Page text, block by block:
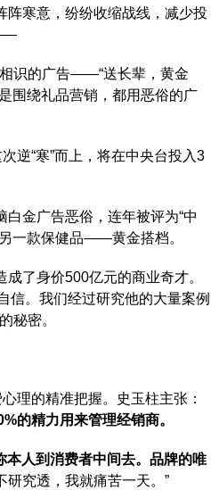
阵寒意，纷纷收缩战线，减少投
识的广告——“送长辈，黄金
围绕礼品营销，都用恶俗的广
逆“寒”而上，将在中央台投入3
金广告恶俗，连年被评为“中
一款保健品——黄金搭档。
了身价500亿元的商业奇才。
信。我们经过研究他的大量案例
秘密。
理的精准把握。史玉柱主张：
的精力用来管理经销商。
人到消费者中间去。品牌的唯
究透，我就痛苦一天。”